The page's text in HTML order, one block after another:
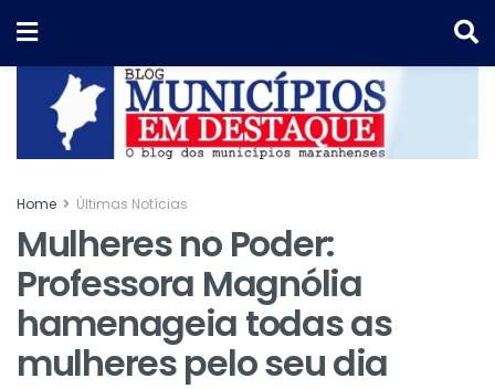
Home Últimas Notícias
Mulheres no Poder:
Professora Magnólia
hamenageia todas as
mulheres pelo seu dia